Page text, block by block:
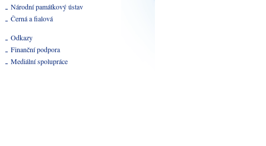
Národní památkový ústav
Černá a fialová
Odkazy
Finanční podpora
Mediální spolupráce